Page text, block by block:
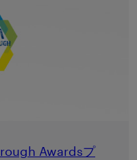
Awardsプ